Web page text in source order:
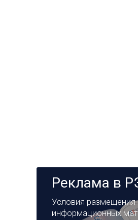
Реклама в
Условия размещения
информационных